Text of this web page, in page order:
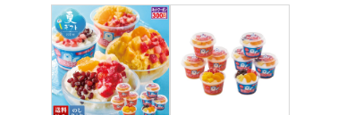
ペット用品
SHOP GUIDE